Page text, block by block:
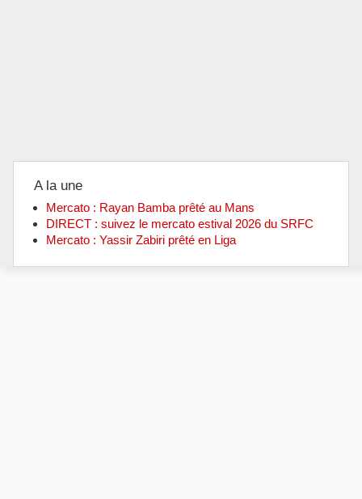
A la une
Mercato : Rayan Bamba prêté au Mans
DIRECT : suivez le mercato estival 2026 du SRFC
Mercato : Yassir Zabiri prêté en Liga